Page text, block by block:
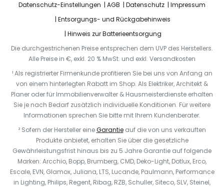
Datenschutz-Einstellungen AGB Datenschutz
Impressum
Entsorgungs- und Rückgabehinweis
Hinweis zur Batterieentsorgung
Die durchgestrichenen Preise entsprechen dem UVP des Herstellers.
Alle Preise in €, exkl. 20 % MwSt. und exkl. Versandkosten
¹ Als registrierter Firmenkunde profitieren Sie bei uns von Anfang an
von einem hinterlegten Rabatt im Shop. Als Elektriker, Architekt &
Planer oder für Immobilienverwalter & Hausmeisterdienste erhalten
Sie je nach Bedarf zusätzlich individuelle Konditionen. Für weitere
Informationen sprechen Sie bitte mit Ihrem Kundenberater.
² Sofern der Hersteller eineGarantieauf die von uns verkauften
Produkte anbietet, erhalten Sie über die gesetzliche
Gewährleistungsfrist hinaus bis zu 5 Jahre Garantie auf folgende
Marken: Arcchio, Bopp, Brumberg, CMD, Deko-Light, Dotlux, Erco,
Escale, EVN, Glamox, Juliana, LTS, Lucande, Paulmann, Performance
in Lighting, Philips, Regent, Ribag, RZB, Schuller, Siteco, SLV, Steinel,